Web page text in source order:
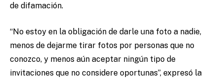
de difamación.
“No estoy en la obligación de darle una foto a nadie,
menos de dejarme tirar fotos por personas que no
conozco, y menos aún aceptar ningún tipo de
invitaciones que no considere oportunas”, expresó la